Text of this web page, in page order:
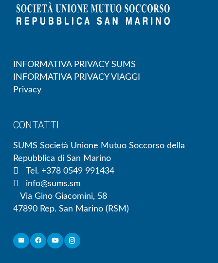
INFORMATIVA PRIVACY SUMS
INFORMATIVA PRIVACY VIAGGI
Privacy
CONTATTI
SUMS Società Unione Mutuo Soccorso della
Repubblica di San Marino
Tel. +378 0549 991434
info@sums.sm
Via Gino Giacomini, 58
47890 Rep. San Marino (RSM)